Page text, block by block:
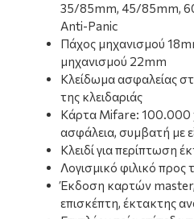
35/85mm, 45/85mm,
Anti-Panic
Πάχος μηχανισμού
μηχανισμού 22mm
Κλείδωμα ασφαλείας
της κλειδαριάς
Κάρτα Mifare: 100.000
ασφάλεια, συμβατή με
Κλειδί για περίπτωση
Λογισμικό φιλικό προς
Έκδοση καρτών master,
επισκέπτη, έκτακτης